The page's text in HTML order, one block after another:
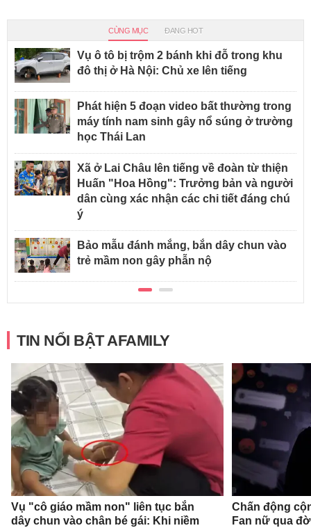
CÙNG MỤC ĐANG HOT
Vụ ô tô bị trộm 2 bánh khi đỗ trong khu
đô thị ở Hà Nội: Chủ xe lên tiếng
Phát hiện 5 đoạn video bất thường trong
máy tính nam sinh gây nổ súng ở trường
học Thái Lan
Xã ở Lai Châu lên tiếng về đoàn từ thiện
Huấn "Hoa Hồng": Trưởng bản và người
dân cùng xác nhận các chi tiết đáng chú
ý
Bảo mẫu đánh mắng, bắn dây chun vào
trẻ mầm non gây phẫn nộ
TIN NỔI BẬT AFAMILY
Vụ "cô giáo mầm non" liên tục bắn
dây chun vào chân bé gái: Khi niềm
Chấn động
Fan nữ qua